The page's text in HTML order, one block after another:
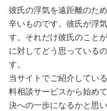
彼氏の浮気を遠距離のた
辛いものです。彼氏が浮
す。それだけ彼氏のこと
に対してどう思っている
す。
当サイトでご紹介している
料相談サービスから始め
決への一歩になるかと思